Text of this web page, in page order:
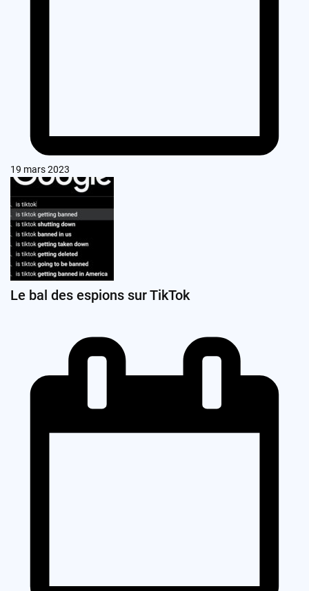
19 mars 2023
Le bal des espions sur TikTok